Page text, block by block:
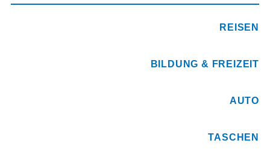
REISEN
BILDUNG & FREIZEIT
AUTO
TASCHEN